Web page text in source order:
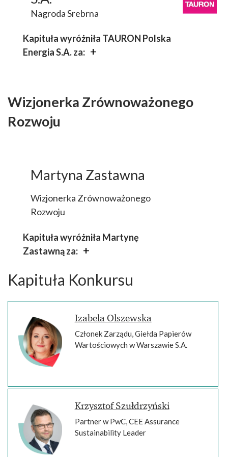
czego, po naprawie i wprowadzeniu
przeszło 2 tysiące sztuk ubrań.​
Nagroda Srebrna
Kapituła wyróżniła TAURON Polska
Energia S.A. za:
stopniem realizacji celów,
cyklicznym charakterem oraz
znaczącym wkładem w rozwój
Wizjonerka Zrównoważonego
Rozwoju
Martyna Zastawna
Wizjonerka Zrównoważonego
Rozwoju
Kapituła wyróżniła Martynę
Zastawną za:
dziedzinie zrównoważonego
opartego na odpowiedzialnym
biznesie.
Kapituła Konkursu
Izabela Olszewska
Członek Zarządu, Giełda Papierów
Wartościowych w Warszawie S.A.
Krzysztof Szułdrzyński
Partner w PwC, CEE Assurance
Sustainability Leader